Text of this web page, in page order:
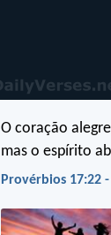
O coração
mas o espírito
Provérbios 17:22 -